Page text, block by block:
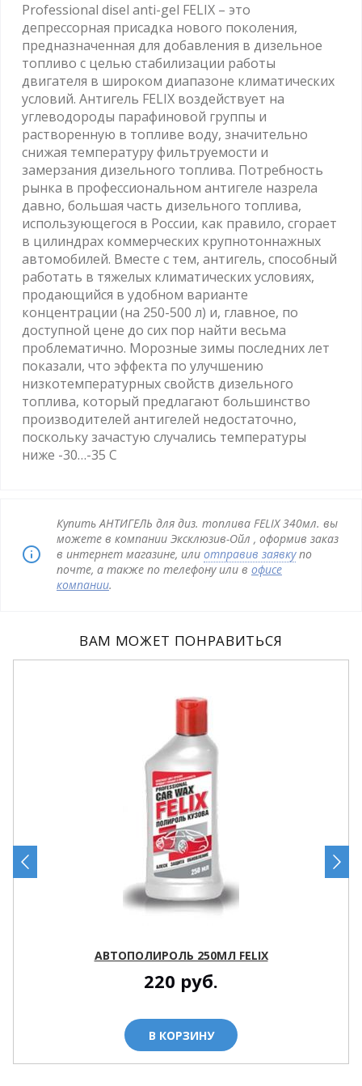
Professional disel anti-gel FELIX – это
депрессорная присадка нового поколения,
предназначенная для добавления в дизельное
топливо с целью стабилизации работы
двигателя в широком диапазоне климатических
условий. Антигель FELIX воздействует на
углеводороды парафиновой группы и
растворенную в топливе воду, значительно
снижая температуру фильтруемости и
замерзания дизельного топлива. Потребность
рынка в профессиональном антигеле назрела
давно, большая часть дизельного топлива,
использующегося в России, как правило, сгорает
в цилиндрах коммерческих крупнотоннажных
автомобилей. Вместе с тем, антигель, способный
работать в тяжелых климатических условиях,
продающийся в удобном варианте
концентрации (на 250-500 л) и, главное, по
доступной цене до сих пор найти весьма
проблематично. Морозные зимы последних лет
показали, что эффекта по улучшению
низкотемпературных свойств дизельного
топлива, который предлагают большинство
производителей антигелей недостаточно,
поскольку зачастую случались температуры
ниже -30…-35 С
Купить АНТИГЕЛЬ для диз. топлива FELIX 340мл. вы
можете в компании Эксклюзив-Ойл , оформив заказ
в интернет магазине, или отправив заявкупо
почте, а также по телефону или в офисе
компании.
ВАМ МОЖЕТ ПОНРАВИТЬСЯ
АВТОПОЛИРОЛЬ 250МЛ FELIX
220 руб.
В КОРЗИНУ